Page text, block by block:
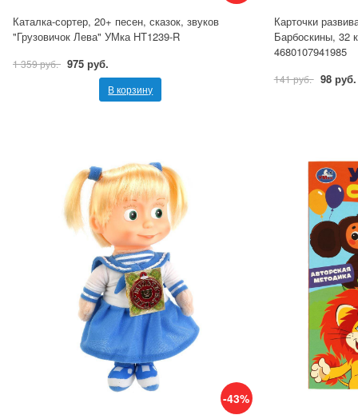
Каталка-сортер, 20+ песен, сказок, звуков
"Грузовичок Лева" УМка HT1239-R
1 359 руб. 975 руб.
В корзину
Карточки
Барбоскины, 32
4680107941985
141 руб. 98 руб.
-43%